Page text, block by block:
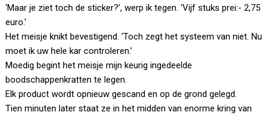
‘Maar je ziet toch de sticker?’, werp ik tegen. ‘Vijf stuks prei:- 2,75
euro.’
Het meisje knikt bevestigend. ‘Toch zegt het systeem van niet. Nu
moet ik uw hele kar controleren.’
Moedig begint het meisje mijn keurig ingedeelde
boodschappenkratten te legen.
Elk product wordt opnieuw gescand en op de grond gelegd.
Tien minuten later staat ze in het midden van enorme kring van